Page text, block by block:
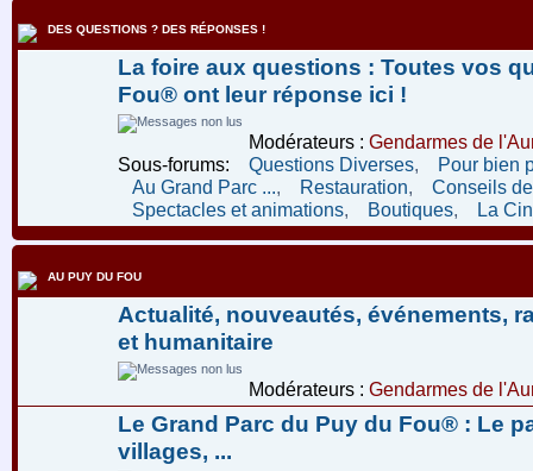
DES QUESTIONS ? DES RÉPONSES !
La foire aux questions : Toutes vos
Fou® ont leur réponse ici !
Modérateurs : Gendarmes de
Sous-forums:
Questions Diverses
Pour bien
Au Grand Parc ...
Restauration
Conseils
Spectacles et animations
Boutiques La
AU PUY DU FOU
Actualité, nouveautés, événements,
et humanitaire
Modérateurs : Gendarmes de
Le Grand Parc du Puy du Fou® : Le
villages, ...